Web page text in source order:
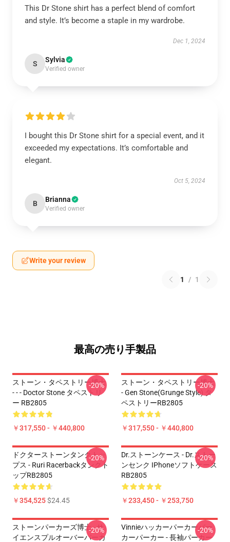
This Dr Stone shirt has a perfect blend of comfort
and style. It’s become a staple in my wardrobe.
Dec 1, 2024
S Sylvia
Verified owner
I bought this Dr Stone shirt for a special event, and it
exceeded my expectations. It’s comfortable and
elegant.
Oct 5, 2024
B Brianna
Verified owner
Write your review
1 / 1
最高の売り手製品
ストーン・タペストリー博士
- - - Doctor Stone タペストリ
ー RB2805
￥317,550 - ￥440,800
-20%
ストーン・タペストリー博士
- Gen Stone(Grunge Style) タ
ペストリーRB2805
￥317,550 - ￥440,800
-20%
ドクターストーンタンクトッ
プス - Ruri Racerbackタンクト
ップRB2805
￥354,525$24.45
-20%
Dr.ストーンケース - Dr.ストー
ンセンク IPhoneソフトケース
RB2805
￥233,450 - ￥253,750
-20%
ストーンパーカーズ博士 - サ
イエンスプルオーバーパーカ
-20%
Vinnieハッカーパーカーパー
カーパーカー - 長袖パーカー
-20%